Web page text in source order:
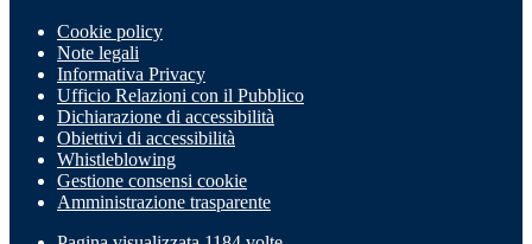
Cookie policy
Note legali
Informativa Privacy
Ufficio Relazioni con il Pubblico
Dichiarazione di accessibilità
Obiettivi di accessibilità
Whistleblowing
Gestione consensi cookie
Amministrazione trasparente